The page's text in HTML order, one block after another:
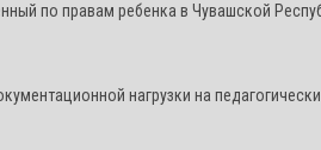
по правам ребенка в Чувашской
нагрузки на